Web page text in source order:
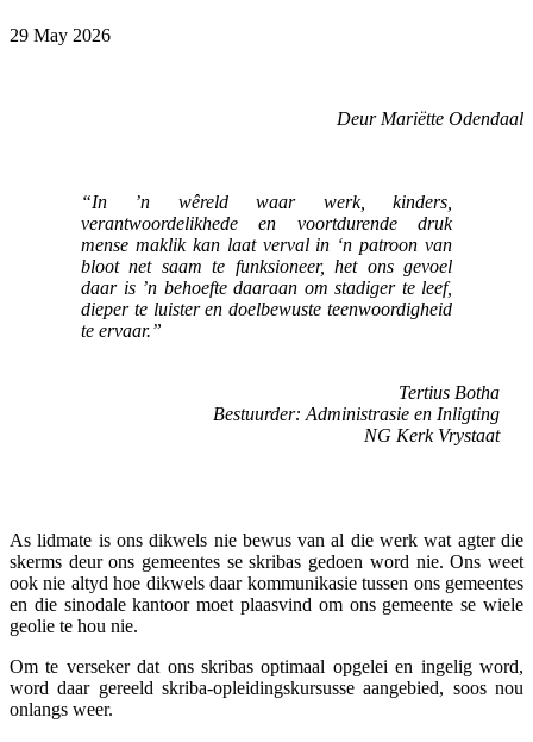
29 May 2026
Deur Mariëtte Odendaal
“In ’n wêreld waar werk, kinders,
verantwoordelikhede en voortdurende druk
mense maklik kan laat verval in ‘n patroon van
bloot net saam te funksioneer, het ons gevoel
daar is ’n behoefte daaraan om stadiger te leef,
dieper te luister en doelbewuste teenwoordigheid
te ervaar.”
Tertius Botha
Bestuurder: Administrasie en Inligting
NG Kerk Vrystaat
As lidmate is ons dikwels nie bewus van al die werk wat agter die
skerms deur ons gemeentes se skribas gedoen word nie. Ons weet
ook nie altyd hoe dikwels daar kommunikasie tussen ons gemeentes
en die sinodale kantoor moet plaasvind om ons gemeente se wiele
geolie te hou nie.
Om te verseker dat ons skribas optimaal opgelei en ingelig word,
word daar gereeld skriba-opleidingskursusse aangebied, soos nou
onlangs weer.